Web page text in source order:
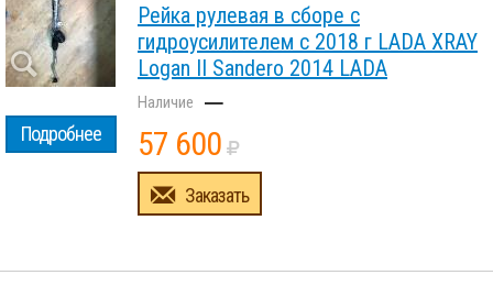
Подробнее
Рейка рулевая в сборе с
гидроусилителем с 2018 г LADA XRAY
Logan II Sandero 2014 LADA
–
57 600
Заказать